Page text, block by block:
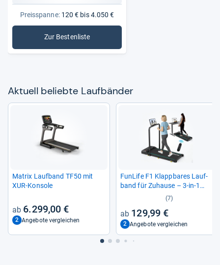
Preisspanne:120 € bis 4.050 €
Zur Bestenliste
: Laufbänder
Aktu­ell beliebte Lauf­bän­der
Matrix Lauf­band TF50 mit
XUR-​Kon­sole
6.299,00 €
2 Angebote vergleichen
Fun­Life F1 Klapp­ba­res Lauf­
band für Zuhause – 3-​in-​1
Mini Lauf­band mit Hal­te­griff
(7)
129,99 €
2 Angebote vergleichen